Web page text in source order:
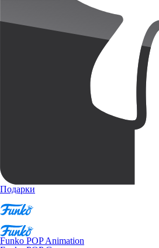
Подарки
Funko POP Animation